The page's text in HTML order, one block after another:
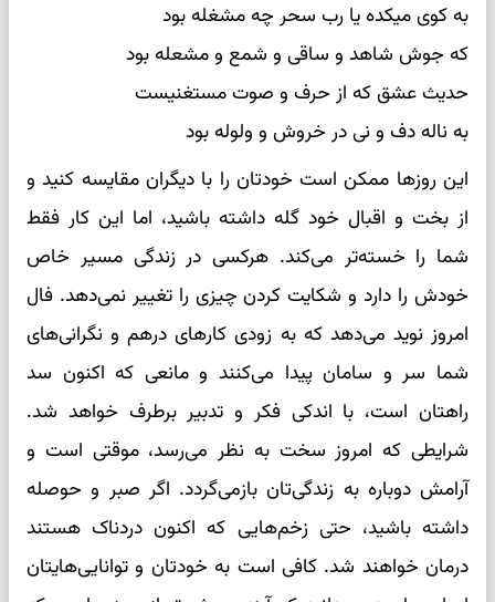
به کوی میکده یا رب سحر چه مشغله بود
که جوش شاهد و ساقی و شمع و مشعله بود
حدیث عشق که از حرف و صوت مستغنیست
به ناله دف و نی در خروش و ولوله بود
این روزها ممکن است خودتان را با دیگران مقایسه کنید و
از بخت و اقبال خود گله داشته باشید، اما این کار فقط
شما را خسته‌تر می‌کند. هرکسی در زندگی مسیر خاص
خودش را دارد و شکایت کردن چیزی را تغییر نمی‌دهد. فال
امروز نوید می‌دهد که به زودی کارهای درهم و نگرانی‌های
شما سر و سامان پیدا می‌کنند و مانعی که اکنون سد
راهتان است، با اندکی فکر و تدبیر برطرف خواهد شد.
شرایطی که امروز سخت به نظر می‌رسد، موقتی است و
آرامش دوباره به زندگی‌تان بازمی‌گردد. اگر صبر و حوصله
داشته باشید، حتی زخم‌هایی که اکنون دردناک هستند
درمان خواهند شد. کافی است به خودتان و توانایی‌هایتان